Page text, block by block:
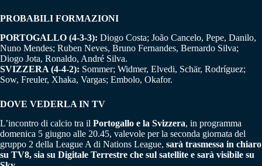
PROBABILI FORMAZIONI
PORTOGALLO (4-3-3): Diogo Costa; João Cancelo, Pepe, Danilo,
Nuno Mendes; Ruben Neves, Bruno Fernandes, Bernardo Silva;
Diogo Jota, Ronaldo, André Silva.
SVIZZERA (4-4-2): Sommer; Widmer, Elvedi, Schär, Rodríguez;
Sow, Freuler, Xhaka, Vargas; Embolo, Okafor.
DOVE VEDERLA IN TV
L’incontro di calcio tra il Portogallo e la Svizzera, in programma
domenica 5 giugno alle 20.45, valevole per la seconda giornata del
gruppo 2 della League A di Nations League, sarà trasmessa in chiaro
su TV8, sia su Digitale Terrestre che sul satellite e sarà visibile su